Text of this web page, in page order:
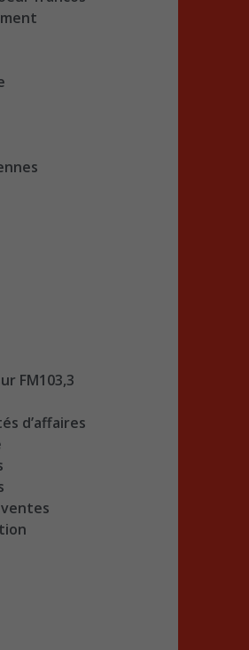
FM103,3
d’affaires